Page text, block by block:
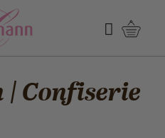
Suchen
| Confiserie